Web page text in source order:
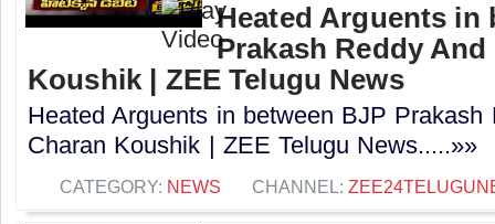
Heated Arguents in
Prakash Reddy
Koushik | ZEE Telugu News
Heated Arguents in between BJP Prakash
Charan Koushik | ZEE Telugu News.....»»
CATEGORY: NEWS CHANNEL: